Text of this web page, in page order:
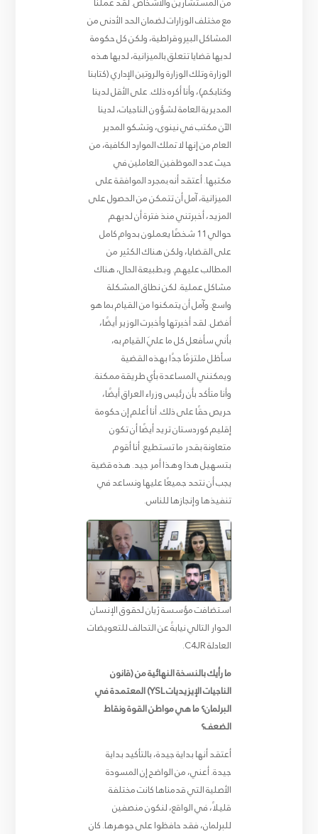
مع مختلف الوزارات لضمان الحد الأدنى من
المشاكل البيروقراطية، ولكن كل حكومة
لديها قضايا تتعلق بالميزانية، لديها هذه
الوزارة وتلك الوزارة والروتين الإداري (كتابنا
وكتابكم)، وأنا أكره ذلك. على الأقل لدينا
المديرية العامة لشؤون الناجيات، لدينا
الآن مكتب في نينوى، وتشكو المدير
العام من إنها لا تملك الموارد الكافية، من
حيث عدد الموظفين العاملين في
مكتبها. أعتقد أنه بمجرد الموافقة على
الميزانية، آمل أن تتمكن من الحصول على
المزيد، أخبرتني منذ فترة أن لديهم
حوالي 11 شخصًا يعملون بدوام كامل
على القضايا، ولكن هناك الكثير من
المطالب عليهم. وبطبيعة الحال، هناك
مشاكل عملية. لكن نطاق المشكلة
واسع. وآمل أن يتمكنوا من القيام بما هو
أفضل. لقد أخبرتها وأخبرت الوزير أيضًا،
بأني سأفعل كل ما عليَ القيام به،
سأظل ملتزمًا جدًا بهذه القضية
ويمكنني المساعدة بأي طريقة ممكنة.
وأنا متأكد بأن رئيس وزراء العراق أيضًا،
حريص حقًا على ذلك. أنا أعلم إن حكومة
إقليم كوردستان تريد أيضًا أن تكون
متعاونة بقدر ما تستطيع. أنا أقوم
بتسهيل هذا وهذا أمر جيد. هذه قضية
يجب أن نتحد جميعًا عليها ونساعد في
تنفيذها وإنجازها للناس.
استضافت مؤسسة ژيان لحقوق الإنسان
الحوار التالي نيابةً عن التحالف للتعويضات
العادلة C4JR.
ما رأيك بالنسخة النهائية من (قانون
الناجيات الإيزيديات YSL) المعتمدة في
البرلمان؟ ما هي مواطن القوة ونقاط
الضعف؟
أعتقد أنها بداية جيدة، بالتأكيد بداية
جيدة. أعني، من الواضح إن المسودة
الأصلية التي قدمناها كانت مختلفة
قليلاً، في الواقع، لنكون منصفين
للبرلمان، فقد حافظوا على جوهرها. كان